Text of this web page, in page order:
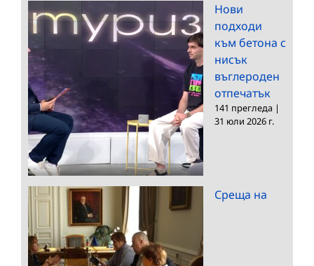
подходи
към бетона с
нисък
въглероден
отпечатък
141 прегледа
31 юли 2026 г.